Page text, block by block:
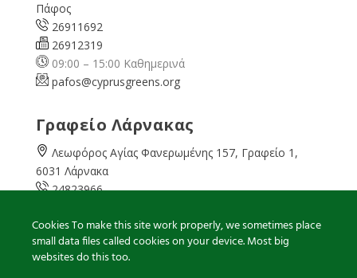
Πάφος
26911692
26912319
09:00 – 15:00 Καθημερινά
pafos@cyprusgreens.org
Γραφείο Λάρνακας
Λεωφόρος Αγίας Φανερωμένης 157, Γραφείο 1,
6031 Λάρνακα
24823966
08:00 – 16:00 Καθημερινά
larnaka@cyprusgreens.org
Cookies To make this site work properly, we sometimes place
small data files called cookies on your device. Most big
websites do this too.